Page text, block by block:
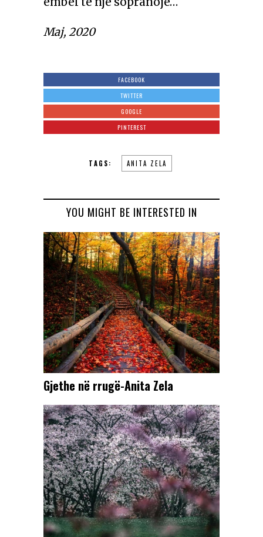
Maj, 2020
FACEBOOK
TWITTER
GOOGLE
PINTEREST
TAGS: ANITA ZELA
YOU MIGHT BE INTERESTED IN
Gjethe në rrugë-Anita Zela